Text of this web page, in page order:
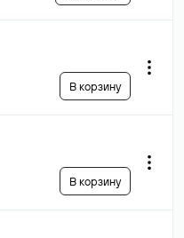
В корзину
В корзину